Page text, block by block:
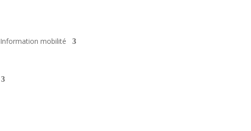
Information mobilité